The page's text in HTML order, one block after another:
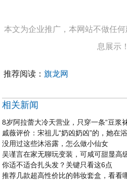
本文为企业推广，本网站不做任
息展示！
推荐阅读：旗龙网
相关新闻
8岁阿拉蕾大冷天营业，只穿一条“豆浆
戚薇评价：宋祖儿“奶凶奶凶”的，她在
没用过这些沐浴露，怎么做小仙女
吴谨言在家无聊玩变装，可咸可甜显高
你适不适合扎头发？关键只看这6点
推荐几款超高性价比的韩妆套盒，看看